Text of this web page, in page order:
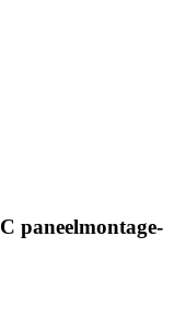
paneelmontage-